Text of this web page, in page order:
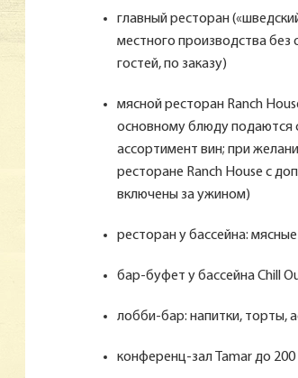
главный ресторан
местного производства
гостей, по заказу)
мясной ресторан Ranch
основному блюду подаются
ассортимент вин; при
ресторане Ranch House с
включены за ужином)
ресторан у бассейна:
бар-буфет у бассейна Chill
лобби-бар: напитки, торты,
конференц-зал Tamar до 200